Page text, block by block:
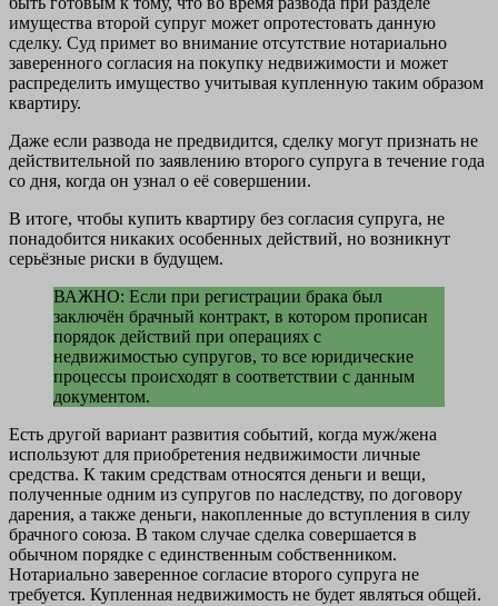
имущества второй супруг может опротестовать данную
сделку. Суд примет во внимание отсутствие нотариально
заверенного согласия на покупку недвижимости и может
распределить имущество учитывая купленную таким образом
квартиру.
Даже если развода не предвидится, сделку могут признать не
действительной по заявлению второго супруга в течение года
со дня, когда он узнал о её совершении.
В итоге, чтобы купить квартиру без согласия супруга, не
понадобится никаких особенных действий, но возникнут
серьёзные риски в будущем.
ВАЖНО: Если при регистрации брака был
заключён брачный контракт, в котором прописан
порядок действий при операциях с
недвижимостью супругов, то все юридические
процессы происходят в соответствии с данным
документом.
Есть другой вариант развития событий, когда муж/жена
используют для приобретения недвижимости личные
средства. К таким средствам относятся деньги и вещи,
полученные одним из супругов по наследству, по договору
дарения, а также деньги, накопленные до вступления в силу
брачного союза. В таком случае сделка совершается в
обычном порядке с единственным собственником.
Нотариально заверенное согласие второго супруга не
требуется. Купленная недвижимость не будет являться общей.